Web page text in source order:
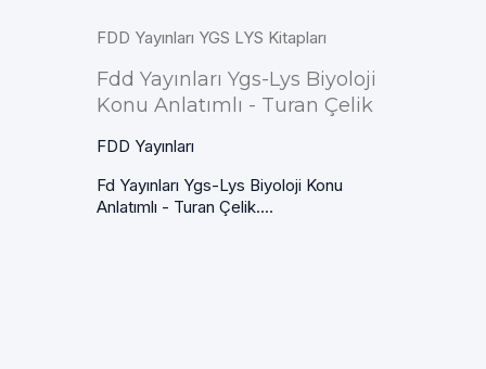
FDD Yayınları YGS LYS Kitapları
Fdd Yayınları Ygs-Lys Biyoloji
Konu Anlatımlı - Turan Çelik
FDD Yayınları
Fd Yayınları Ygs-Lys Biyoloji Konu
Anlatımlı - Turan Çelik....